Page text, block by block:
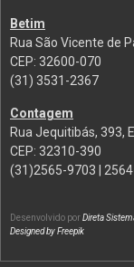
Betim
Rua São Vicente de
CEP: 32600-070
(31) 3531-2367
Contagem
Rua Jequitibás, 393,
CEP: 32310-390
(31)2565-9703 |
Desenvolvido porDireta
Designed by Freepik